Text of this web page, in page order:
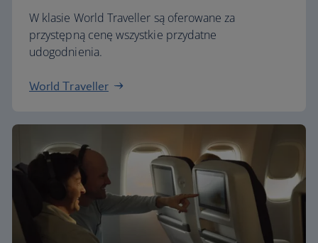
W klasie World Traveller są oferowane za
przystępną cenę wszystkie przydatne
udogodnienia.
World Traveller